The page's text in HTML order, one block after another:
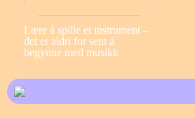
Lære å spille et instrument –
det er aldri for sent å
begynne med musikk